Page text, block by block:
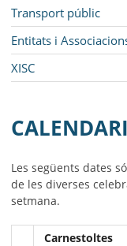
Transport públic
Entitats i
XISC
Les següents dates
de les diverses
setmana.
Carnestoltes